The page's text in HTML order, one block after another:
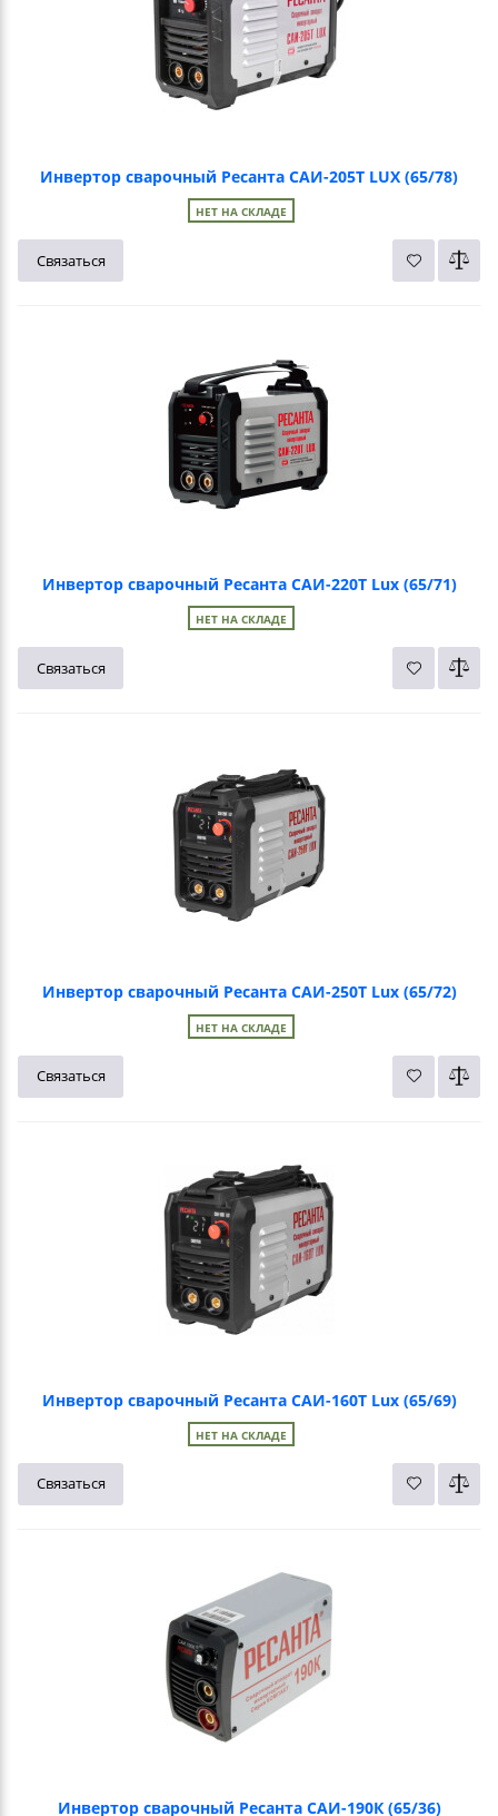
Инвертор сварочный Ресанта САИ-205Т LUX (65/78)
НЕТ НА СКЛАДЕ
Связаться
Инвертор сварочный Ресанта САИ-220Т Lux (65/71)
НЕТ НА СКЛАДЕ
Связаться
Инвертор сварочный Ресанта САИ-250Т Lux (65/72)
НЕТ НА СКЛАДЕ
Связаться
Инвертор сварочный Ресанта САИ-160Т Lux (65/69)
НЕТ НА СКЛАДЕ
Связаться
Инвертор сварочный Ресанта САИ-190К (65/36)